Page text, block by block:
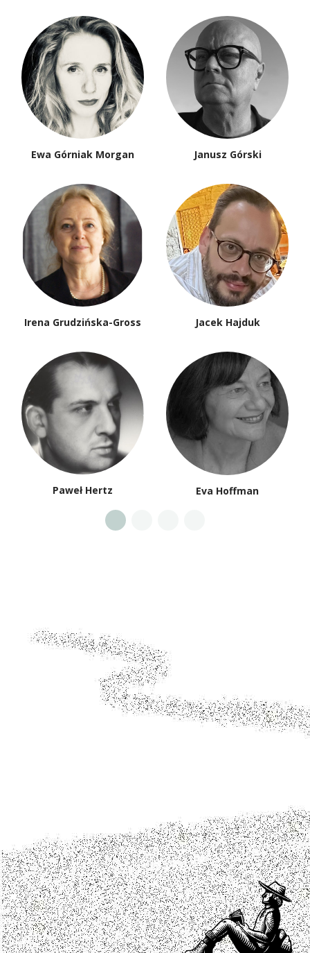
Ewa Górniak Morgan Janusz Górski
Irena Grudzińska-Gross Jacek Hajduk
Paweł Hertz Eva Hoffman